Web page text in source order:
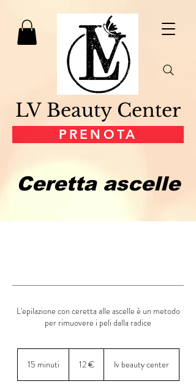
PRENOTA
LV Beauty Center
Ceretta ascelle
L'epilazione con ceretta alle ascelle è un metodo
per rimuovere i peli dalla radice
15 minuti 12 € lv beauty center